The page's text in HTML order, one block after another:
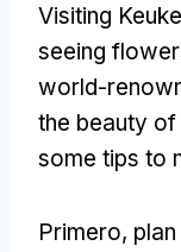
Visiting
seeing
world-
the beauty
some tips to
Primero,